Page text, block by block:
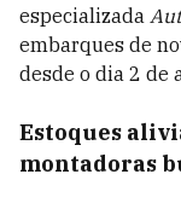
especializada
embarques de
desde o dia 2 de
Estoques
montadoras